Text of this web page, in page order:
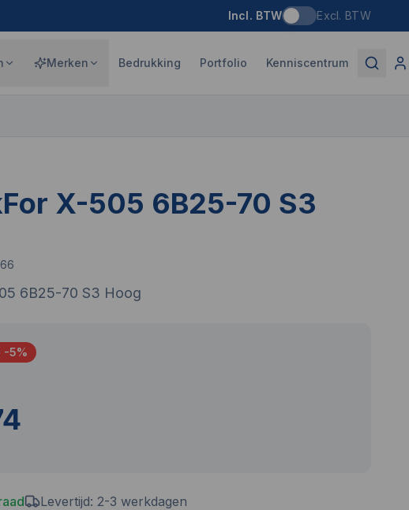
Incl. BTW Excl. BTW
Merken Bedrukking Portfolio Kenniscentrum
X-505 6B25-70 S3
6B25-70 S3 Hoog
-5%
Levertijd: 2-3 werkdagen